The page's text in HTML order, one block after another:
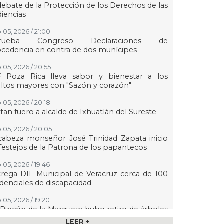
de la Protección de los Derechos de las
05, 2026 / 21:00
Congreso Declaraciones de
en contra de dos munícipes
05, 2026 / 20:55
Poza Rica lleva sabor y bienestar a los
mayores con "Sazón y corazón"
05, 2026 / 20:18
fuero a alcalde de Ixhuatlán del Sureste
05, 2026 / 20:05
monseñor José Trinidad Zapata inicio
de la Patrona de los papantecos
05, 2026 / 19:46
DIF Municipal de Veracruz cerca de 100
de discapacidad
05, 2026 / 19:20
de la Marquesa hubo retiro de árboles
representar riesgos; no es tala ilegal
LEER +